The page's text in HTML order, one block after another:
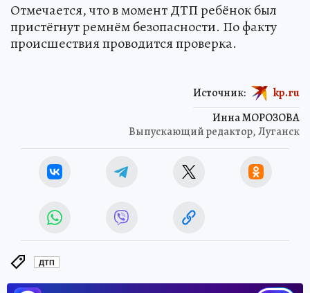
Отмечается, что в момент ДТП ребёнок был
пристёгнут ремнём безопасности. По факту
происшествия проводится проверка.
Инна МОРОЗОВА
Выпускающий редактор, Луганск
Источник: kp.ru
ДТП